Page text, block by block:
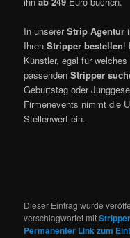
In unsererStrip Agentur
IhrenStripper bestellen!
Künstler, egal für
passendenStripper
Geburtstag oder
Firmenevents nimmt die
Stellenwert ein.
Dieser Eintrag wurde
verschlagwortet mit
Permanenter Link zum